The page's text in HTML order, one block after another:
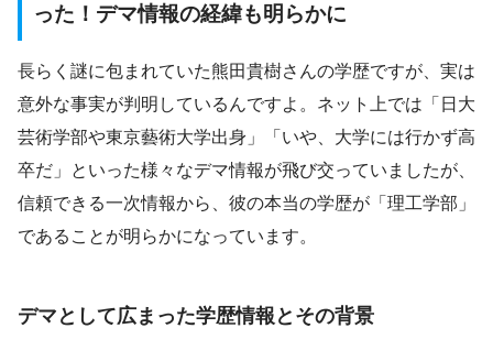
った！デマ情報の経緯も明らかに
長らく謎に包まれていた熊田貴樹さんの学歴ですが、実は
意外な事実が判明しているんですよ。ネット上では「日大
芸術学部や東京藝術大学出身」「いや、大学には行かず高
卒だ」といった様々なデマ情報が飛び交っていましたが、
信頼できる一次情報から、彼の本当の学歴が「理工学部」
であることが明らかになっています。
デマとして広まった学歴情報とその背景